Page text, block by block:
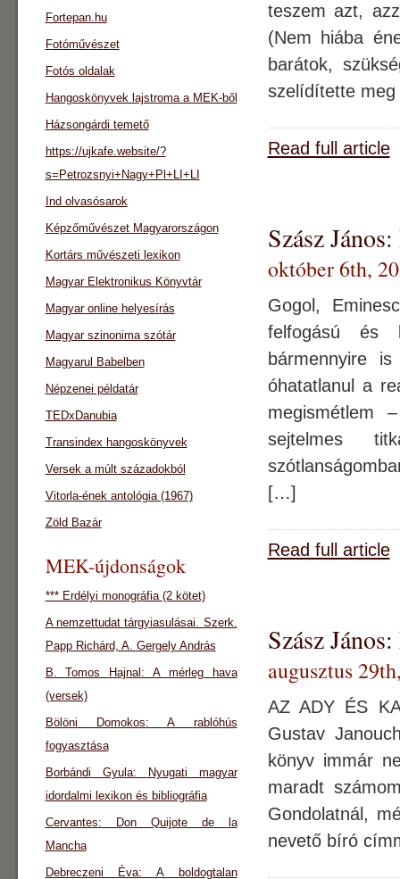
teszem azt,
(Nem hiába
barátok,
szelídítette
Read full article
Szász
október 6th,
Gogol,
felfogású és
bármennyire
óhatatlanul a
megismétlem
sejtelmes
[…]
Read full article
Szász
augusztus
AZ ADY ÉS
Gustav
könyv immár
maradt
Gondolatnál,
nevető bíró
Fortepan.hu
Fotóművészet
Fotós oldalak
Hangoskönyvek lajstroma a MEK-ből
Házsongárdi temető
https://ujkafe.website/?
s=Petrozsnyi+Nagy+Pl+LI+LI
Ind olvasósarok
Képzőművészet Magyarországon
Kortárs művészeti lexikon
Magyar Elektronikus Könyvtár
Magyar online helyesírás
Magyar szinonima szótár
Magyarul Babelben
Népzenei példatár
TEDxDanubia
Transindex hangoskönyvek
Versek a múlt századokból
Vitorla-ének antológia (1967)
Zöld Bazár
MEK-újdonságok
*** Erdélyi monográfia (2 kötet)
A nemzettudat tárgyiasulásai. Szerk.
Papp Richárd, A. Gergely András
B. Tomos Hajnal: A mérleg hava
(versek)
Bölöni Domokos: A rablóhús
fogyasztása
Borbándi Gyula: Nyugati magyar
idordalmi lexikon és bibliográfia
Cervantes: Don Quijote de la
Mancha
Debreczeni Éva: A boldogtalan